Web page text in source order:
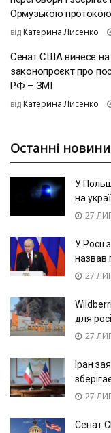
Ормузькою протокою
від Катерина Лисенко
Сенат США винесе на
законопроєкт про
РФ – ЗМІ
від Катерина Лисенко
Останні новини
У
на
27
У Росії
назвав
27
для
27
Іран
27
Сенат